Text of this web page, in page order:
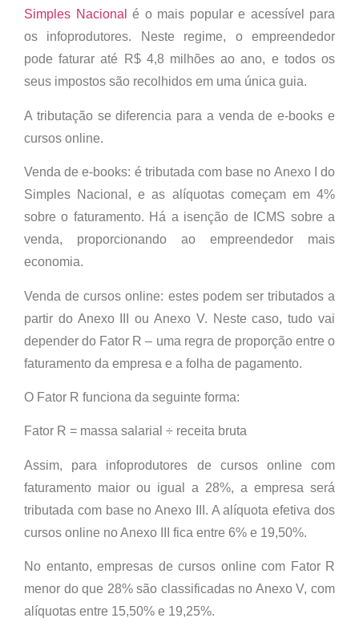
Simples Nacional é o mais popular e acessível para
os infoprodutores. Neste regime, o empreendedor
pode faturar até R$ 4,8 milhões ao ano, e todos os
seus impostos são recolhidos em uma única guia.
A tributação se diferencia para a venda de e-books e
cursos online.
Venda de e-books: é tributada com base no Anexo I do
Simples Nacional, e as alíquotas começam em 4%
sobre o faturamento. Há a isenção de ICMS sobre a
venda, proporcionando ao empreendedor mais
economia.
Venda de cursos online: estes podem ser tributados a
partir do Anexo III ou Anexo V. Neste caso, tudo vai
depender do Fator R – uma regra de proporção entre o
faturamento da empresa e a folha de pagamento.
O Fator R funciona da seguinte forma:
Fator R = massa salarial ÷ receita bruta
Assim, para infoprodutores de cursos online com
faturamento maior ou igual a 28%, a empresa será
tributada com base no Anexo III. A alíquota efetiva dos
cursos online no Anexo III fica entre 6% e 19,50%.
No entanto, empresas de cursos online com Fator R
menor do que 28% são classificadas no Anexo V, com
alíquotas entre 15,50% e 19,25%.